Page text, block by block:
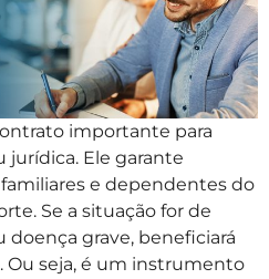
importante para
jurídica. Ele garante
e dependentes do
Se a situação for de
grave, beneficiará
seja, é um instrumento